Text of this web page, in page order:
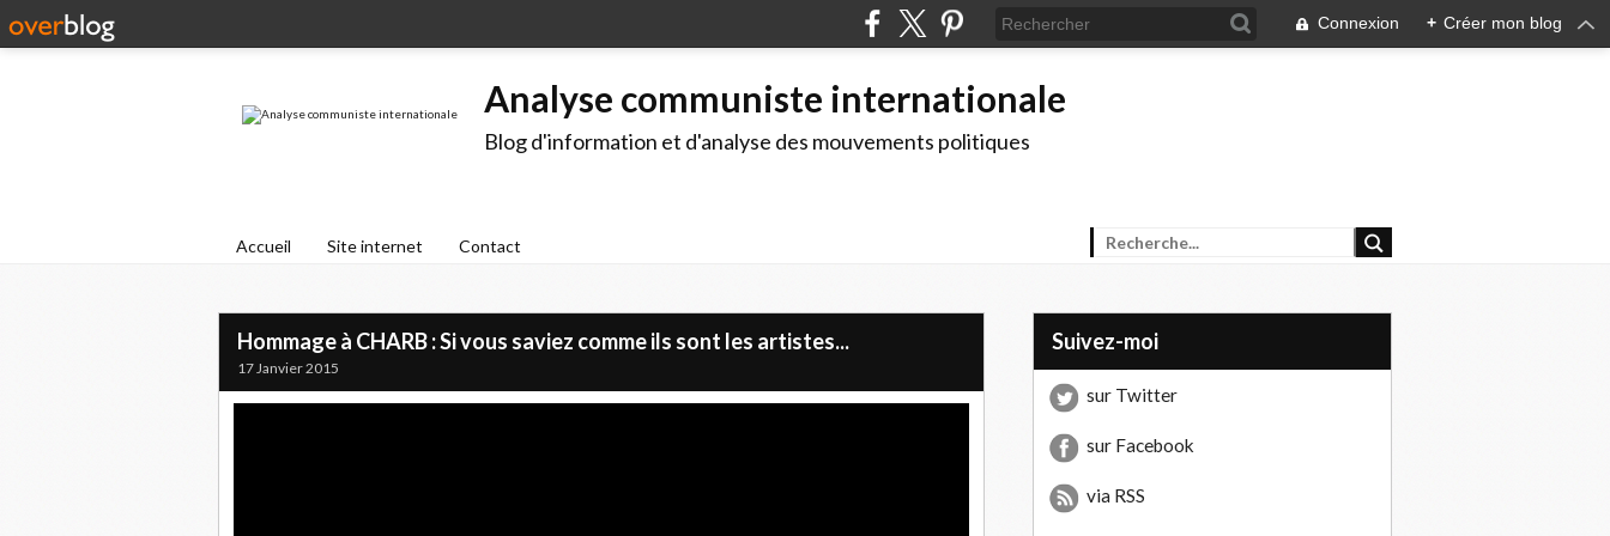
Connexion + Créer mon blog
Analyse communiste internationale
Blog d'information et d'analyse des mouvements politiques
Accueil Site internet Contact
Hommage à CHARB : Si vous saviez comme ils sont les artistes...
17 Janvier 2015
Suivez-moi
sur Twitter
sur Facebook
via RSS